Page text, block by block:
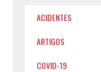
ACIDENTES
ARTIGOS
COVID-19